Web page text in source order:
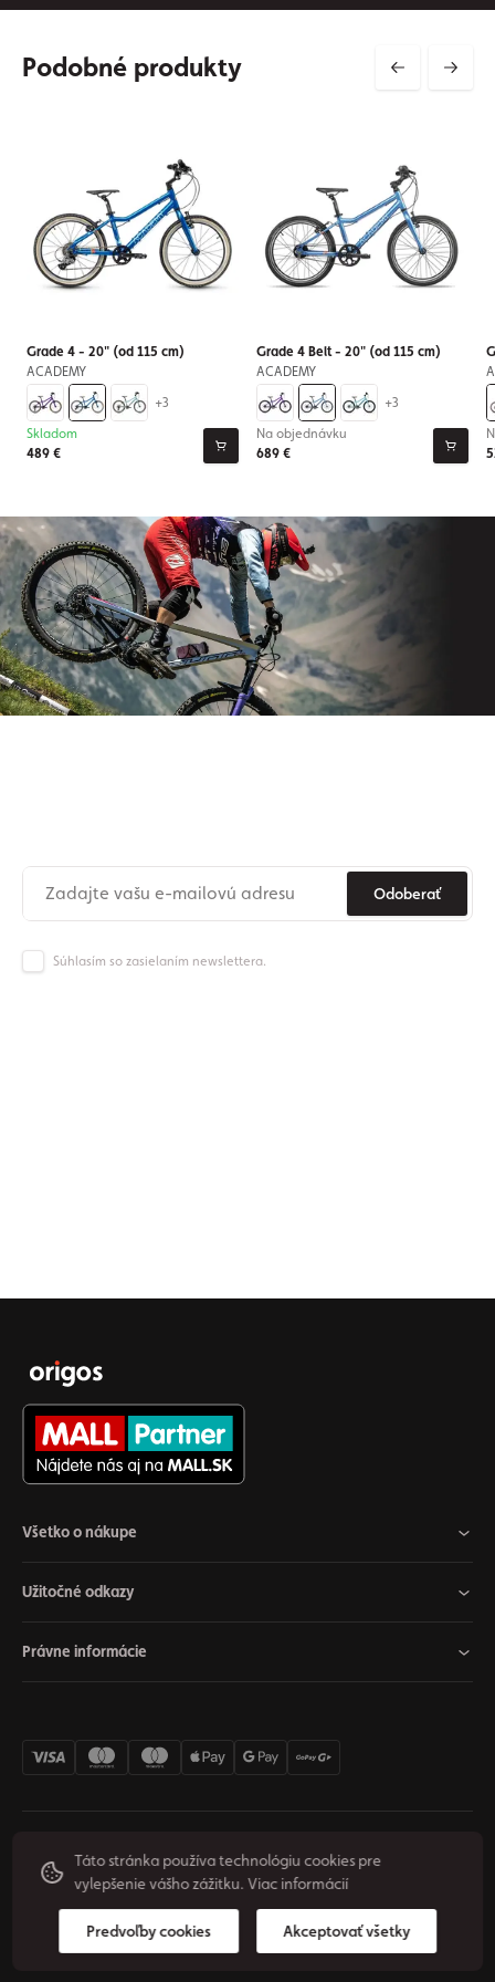
Podobné produkty
Grade 4 - 20" (od 115 cm)
ACADEMY
+3
489 €
Skladom
Grade 4 Belt - 20" (od 115 cm)
ACADEMY
+3
689 €
Na objednávku
Odoberať
Súhlasím so zasielaním newslettera.
Všetko o nákupe
Užitočné odkazy
Právne informácie
© 2026 Origos Group, s. r. o. - SK. Všetky práva vyhradené.
Nastavenia cookies Odstúpiť od zmluvy
Súkromie
Podmienky používania
Táto stránka používa technológiu cookies pre
vylepšenie vášho zážitku.Viac informácií
Predvoľby cookies Akceptovať všetky